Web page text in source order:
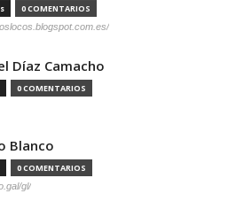
0 COMENTARIOS
Díaz Camacho
0 COMENTARIOS
Blanco
0 COMENTARIOS
gl/